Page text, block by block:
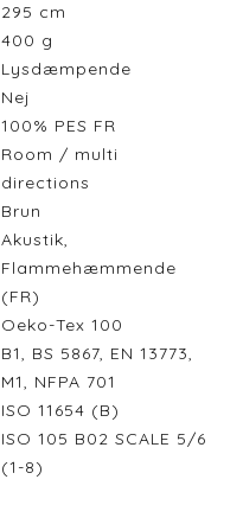
295 cm
400 g
Lysdæmpende
Nej
100% PES FR
Room / multi
directions
Brun
Akustik,
Flammehæmmende
(FR)
Oeko-Tex 100
B1, BS 5867, EN 13773,
M1, NFPA 701
ISO 11654 (B)
ISO 105 B02 SCALE 5/6
(1-8)